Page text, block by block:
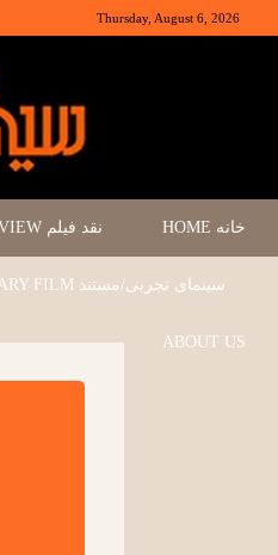
Thursday, August 6, 2026
خانه HOME نقد فیلم FILM REVIEW
سینمای تجربی/مستند EXPERIMENTA/ DOCUMENTARY FILM
ABOUT US